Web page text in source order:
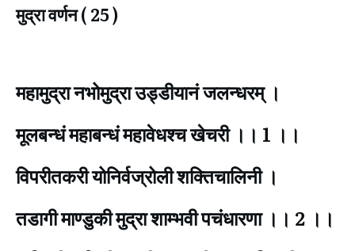
मुद्रा वर्णन ( 25 )
महामुद्रा नभोमुद्रा उड्डीयानं जलन्धरम् ।
मूलबन्धं महाबन्धं महावेधश्च खेचरी ।। 1 ।।
विपरीतकरी योनिर्वज्रोली शक्तिचालिनी ।
तडागी माण्डुकी मुद्रा शाम्भवी पचंधारणा ।। 2 ।।